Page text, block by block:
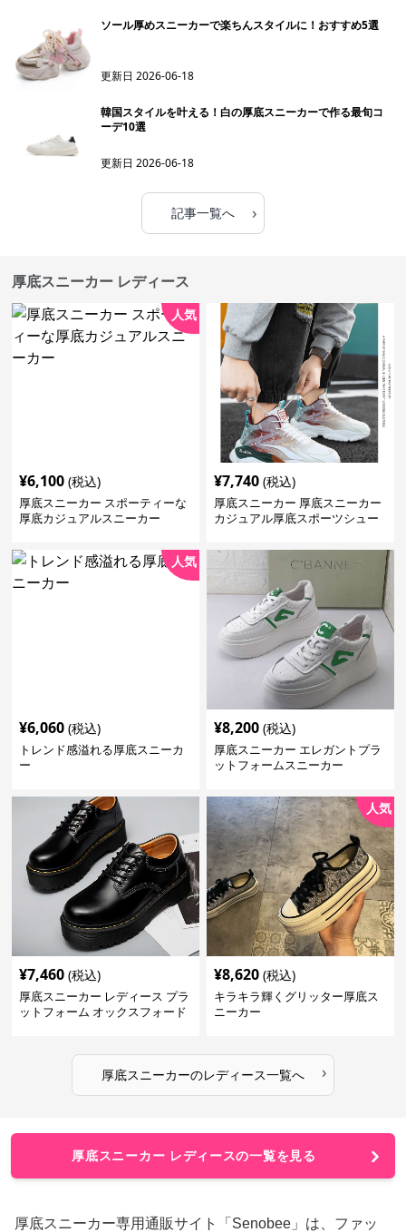
ソール厚めスニーカーで楽ちんスタイルに！おすすめ5選
更新日2026-06-18
韓国スタイルを叶える！白の厚底スニーカーで作る最旬コ
ーデ10選
更新日2026-06-18
記事一覧へ ›
厚底スニーカー レディース
人気
¥6,100 (税込)
厚底スニーカー スポーティーな
厚底カジュアルスニーカー
¥7,740 (税込)
厚底スニーカー 厚底スニーカー
カジュアル厚底スポーツシュー
人気
¥6,060 (税込)
トレンド感溢れる厚底スニーカ
ー
¥8,200 (税込)
厚底スニーカー エレガントプラ
ットフォームスニーカー
¥7,460 (税込)
厚底スニーカー レディース プラ
ットフォーム オックスフォード
人気
¥8,620 (税込)
キラキラ輝くグリッター厚底ス
ニーカー
厚底スニーカーのレディース一覧へ ›
厚底スニーカー レディースの一覧を見る
厚底スニーカー専用通販サイト「Senobee」は、ファッ